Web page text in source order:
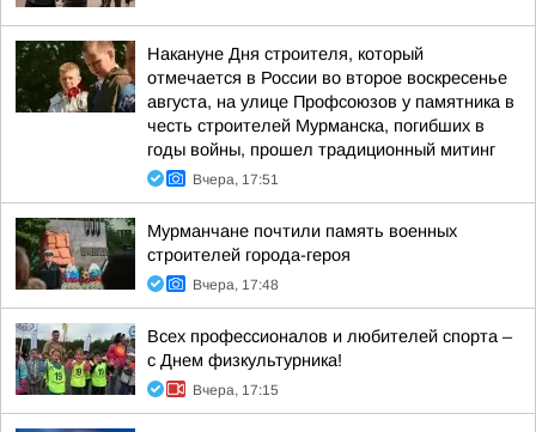
Накануне Дня строителя, который
отмечается в России во второе воскресенье
августа, на улице Профсоюзов у памятника в
честь строителей Мурманска, погибших в
годы войны, прошел традиционный митинг
Вчера, 17:51
Мурманчане почтили память военных
строителей города-героя
Вчера, 17:48
Всех профессионалов и любителей спорта –
с Днем физкультурника!
Вчера, 17:15